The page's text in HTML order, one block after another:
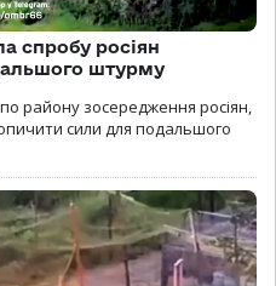
спробу росіян
штурму
району зосередження росіян,
сили для подальшого